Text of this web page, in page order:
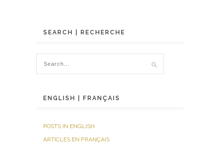
SEARCH | RECHERCHE
ENGLISH | FRANÇAIS
POSTS IN ENGLISH
ARTICLES EN FRANÇAIS